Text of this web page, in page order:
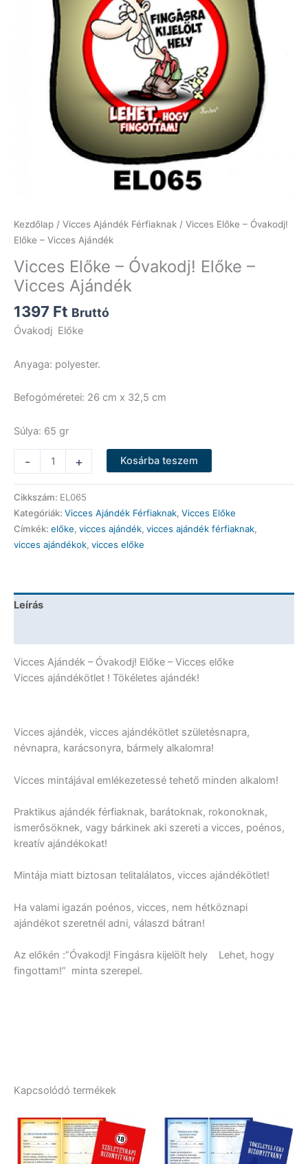
Kezdőlap / Vicces Ajándék Férfiaknak / Vicces Előke – Óvakodj!
Előke – Vicces Ajándék
Vicces Előke – Óvakodj! Előke –
Vicces Ajándék
1397 Ft Bruttó
Óvakodj Előke
Anyaga: polyester.
Befogóméretei: 26 cm x 32,5 cm
Súlya: 65 gr
-
Előke
-
Óvakodj!
Előke
-
Vicces
+ Kosárba teszem
Cikkszám: EL065
Kategóriák: Vicces Ajándék Férfiaknak, Vicces Előke
Címkék: előke, vicces ajándék, vicces ajándék férfiaknak,
vicces ajándékok, vicces előke
Leírás
Vicces Ajándék – Óvakodj! Előke – Vicces előke
Vicces ajándékötlet ! Tökéletes ajándék!
Vicces ajándék, vicces ajándékötlet születésnapra,
névnapra, karácsonyra, bármely alkalomra!
Vicces mintájával emlékezetessé tehető minden alkalom!
Praktikus ajándék férfiaknak, barátoknak, rokonoknak,
ismerősöknek, vagy bárkinek aki szereti a vicces, poénos,
kreatív ajándékokat!
Mintája miatt biztosan telitalálatos, vicces ajándékötlet!
Ha valami igazán poénos, vicces, nem hétköznapi
ajándékot szeretnél adni, válaszd bátran!
Az előkén :”Óvakodj! Fingásra kijelölt hely Lehet, hogy
fingottam!” minta szerepel.
Kapcsolódó termékek